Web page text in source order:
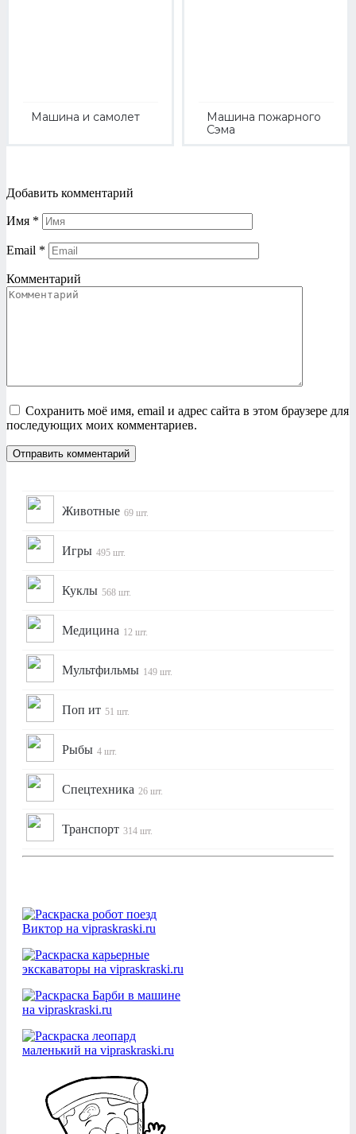
Машина и самолет
Машина пожарного
Сэма
Добавить комментарий
Имя *
Email *
Комментарий
Сохранить моё имя, email и адрес сайта в этом браузере для
последующих моих комментариев.
Животные 69 шт.
Игры 495 шт.
Куклы 568 шт.
Медицина 12 шт.
Мультфильмы 149 шт.
Поп ит 51 шт.
Рыбы 4 шт.
Спецтехника 26 шт.
Транспорт 314 шт.